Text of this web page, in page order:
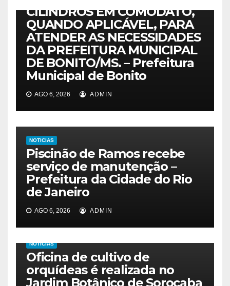
CILINDROS EM COMODATO,
QUANDO APLICÁVEL, PARA
ATENDER AS NECESSIDADES
DA PREFEITURA MUNICIPAL
DE BONITO/MS. – Prefeitura
Municipal de Bonito
AGO 6, 2026 ADMIN
NOTICIAS
Piscinão de Ramos recebe
serviço de manutenção –
Prefeitura da Cidade do Rio
de Janeiro
AGO 6, 2026 ADMIN
NOTICIAS
Oficina de cultivo de
orquídeas é realizada no
Jardim Botânico de Sorocaba